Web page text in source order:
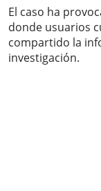
El caso ha
donde usuarios
compartido la
investigación.